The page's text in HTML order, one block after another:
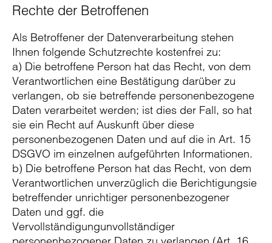
Rechte der Betroffenen
Als Betroffener der Datenverarbeitung stehen
Ihnen folgende Schutzrechte kostenfrei zu:
a) Die betroffene Person hat das Recht, von dem
Verantwortlichen eine Bestätigung darüber zu
verlangen, ob sie betreffende personenbezogene
Daten verarbeitet werden; ist dies der Fall, so hat
sie ein Recht auf Auskunft über diese
personenbezogenen Daten und auf die in Art. 15
DSGVO im einzelnen aufgeführten Informationen.
b) Die betroffene Person hat das Recht, von dem
Verantwortlichen unverzüglich die Berichtigungsie
betreffender unrichtiger personenbezogener
Daten und ggf. die
Vervollständigungunvollständiger